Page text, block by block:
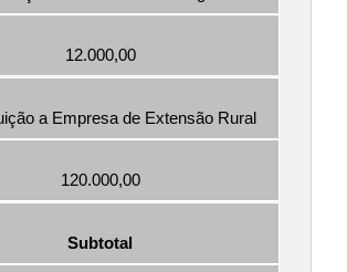
12.000,00
a Empresa de Extensão Rural
120.000,00
Subtotal